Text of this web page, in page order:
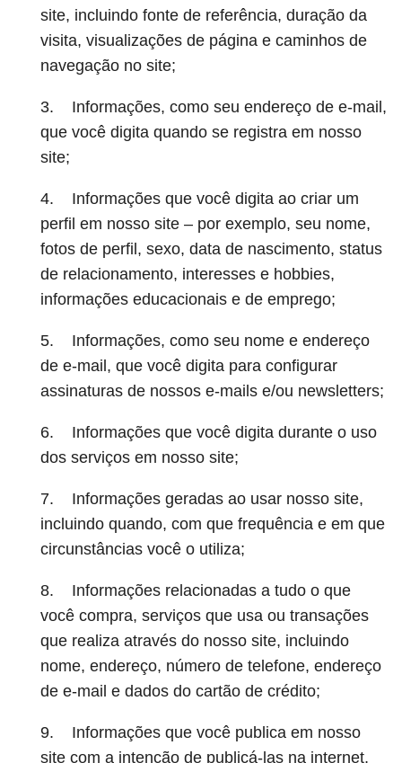
site, incluindo fonte de referência, duração da
visita, visualizações de página e caminhos de
navegação no site;
3. Informações, como seu endereço de e-mail,
que você digita quando se registra em nosso
site;
4. Informações que você digita ao criar um
perfil em nosso site – por exemplo, seu nome,
fotos de perfil, sexo, data de nascimento, status
de relacionamento, interesses e hobbies,
informações educacionais e de emprego;
5. Informações, como seu nome e endereço
de e-mail, que você digita para configurar
assinaturas de nossos e-mails e/ou newsletters;
6. Informações que você digita durante o uso
dos serviços em nosso site;
7. Informações geradas ao usar nosso site,
incluindo quando, com que frequência e em que
circunstâncias você o utiliza;
8. Informações relacionadas a tudo o que
você compra, serviços que usa ou transações
que realiza através do nosso site, incluindo
nome, endereço, número de telefone, endereço
de e-mail e dados do cartão de crédito;
9. Informações que você publica em nosso
site com a intenção de publicá-las na internet,